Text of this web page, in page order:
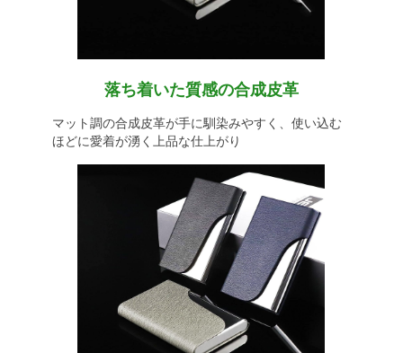
落ち着いた質感の合成皮革
マット調の合成皮革が手に馴染みやすく、使い込む
ほどに愛着が湧く上品な仕上がり